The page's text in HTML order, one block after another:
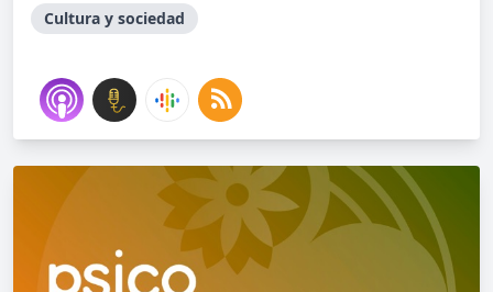
Cultura y sociedad